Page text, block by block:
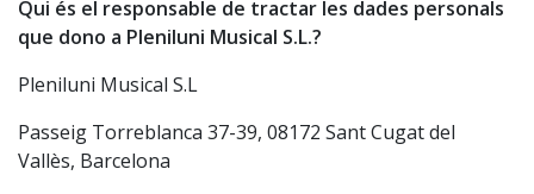
Qui és el responsable de tractar les dades personals
que dono a Pleniluni Musical S.L.?
Pleniluni Musical S.L
Passeig Torreblanca 37-39, 08172 Sant Cugat del
Vallès, Barcelona